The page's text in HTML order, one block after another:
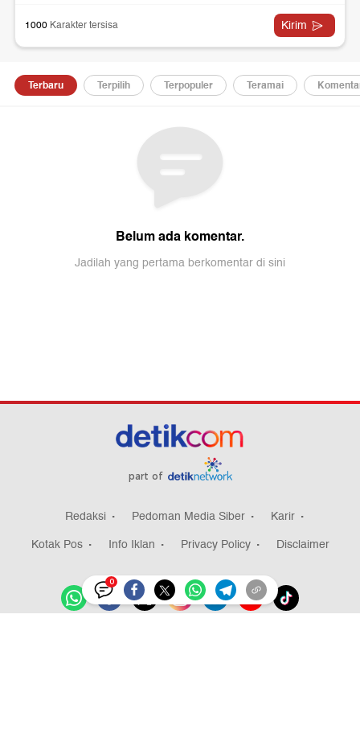
0
part of
Redaksi Pedoman Media Siber
Karir
Kotak Pos
Info Iklan Privacy Policy Disclaimer